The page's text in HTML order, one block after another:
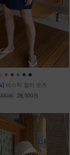
● ● ● ● ●
바스락 컬러 숏츠
원 28,500원